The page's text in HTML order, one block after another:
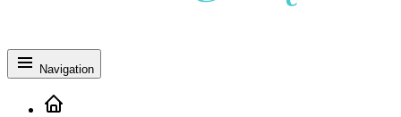
Navigation